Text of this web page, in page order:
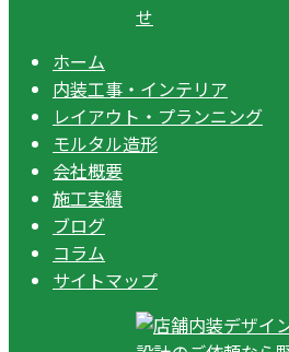
ホーム
内装工事・インテリア
レイアウト・プランニング
モルタル造形
会社概要
施工実績
ブログ
コラム
サイトマップ